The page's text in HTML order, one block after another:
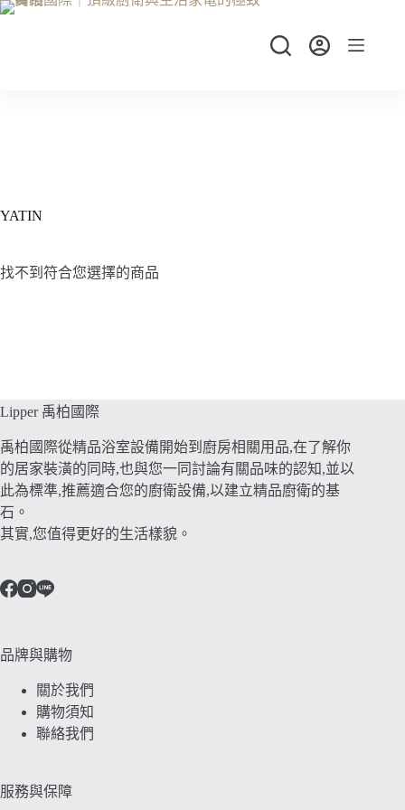
跳
YATIN
找不到符合您選擇的商品
Lipper 禹柏國際
禹柏國際從精品浴室設備開始到廚房相關用品,在了解你
的居家裝潢的同時,也與您一同討論有關品味的認知,並以
此為標準,推薦適合您的廚衛設備,以建立精品廚衛的基
石。
其實,您值得更好的生活樣貌。
品牌與購物
關於我們
購物須知
聯絡我們
服務與保障